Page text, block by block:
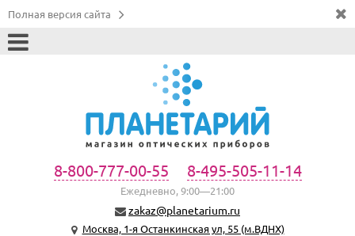
Полная версия сайта
8-800-777-00-55 8-495-505-11-14
Ежедневно, 9:00—21:00
zakaz@planetarium.ru
Москва, 1-я Останкинская ул, 55 (м.ВДНХ)